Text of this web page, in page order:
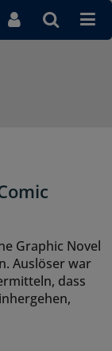
Graphic Novel
Auslöser war
dass